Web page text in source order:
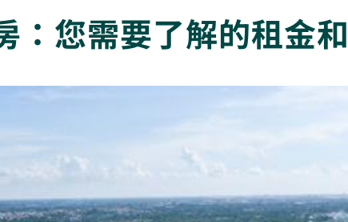
：您需要了解的租金